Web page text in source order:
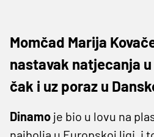
Momčad Marija
nastavak natjecanja
čak i uz poraz u
Dinamo je bio u lovu na